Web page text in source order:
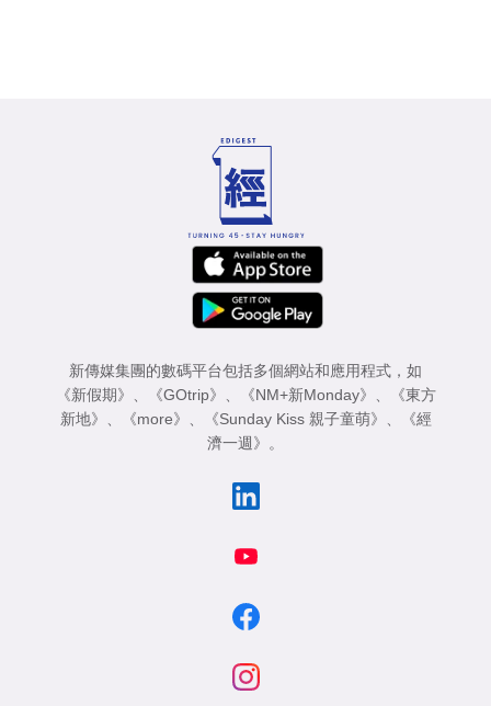
新傳媒集團的數碼平台包括多個網站和應用程式，如
《新假期》
《GOtrip》 《NM+新Monday》
《東方
新地》
《more》 《Sunday Kiss 親子童萌》
《經
濟一週》
。